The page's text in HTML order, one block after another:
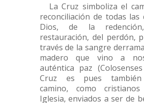
La Cruz simboliza el
reconciliación de todas las
Dios, de la
restauración, del perdón,
través de la sangre
madero que vino a
auténtica paz
Cruz es pues
camino, como
Iglesia, enviados a ser de